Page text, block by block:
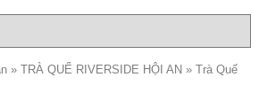
» TRÀ QUẾ RIVERSIDE HỘI AN » Trà Quế